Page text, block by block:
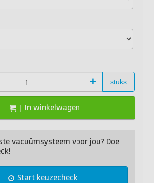
+ stuks
In winkelwagen
vacuümsysteem voor jou? Doe
Start keuzecheck